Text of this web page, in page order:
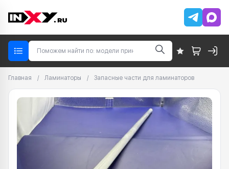
Главная / Ламинаторы / Запасные части для ламинаторов